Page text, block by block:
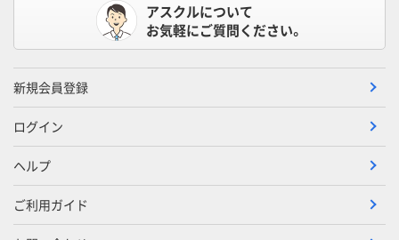
アスクルについて
お気軽にご質問ください。
新規会員登録
ログイン
ヘルプ
ご利用ガイド